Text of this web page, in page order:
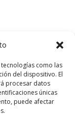
como las
del dispositivo. El
procesar datos
únicas
puede afectar